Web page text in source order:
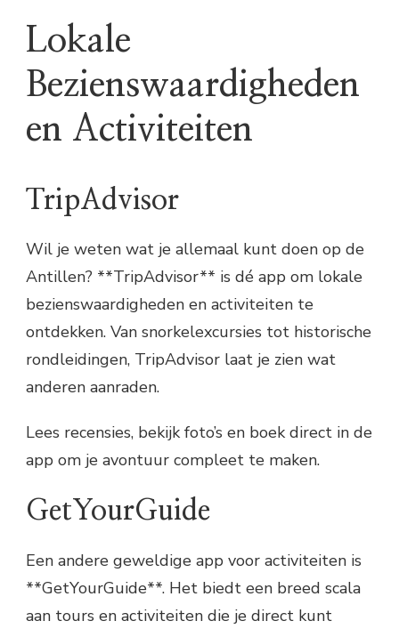
Lokale
Bezienswaardigheden
en Activiteiten
TripAdvisor
Wil je weten wat je allemaal kunt doen op de
Antillen? **TripAdvisor** is dé app om lokale
bezienswaardigheden en activiteiten te
ontdekken. Van snorkelexcursies tot historische
rondleidingen, TripAdvisor laat je zien wat
anderen aanraden.
Lees recensies, bekijk foto’s en boek direct in de
app om je avontuur compleet te maken.
GetYourGuide
Een andere geweldige app voor activiteiten is
**GetYourGuide**. Het biedt een breed scala
aan tours en activiteiten die je direct kunt